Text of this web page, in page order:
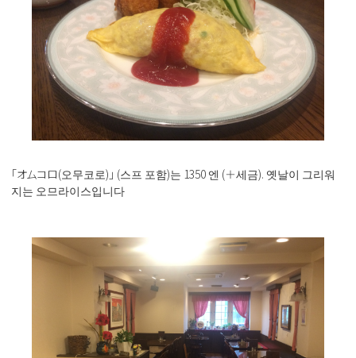
「オムコロ(오무코로)」 (스프 포함)는 1350 엔 (＋세금). 옛날이 그리워
지는 오므라이스입니다